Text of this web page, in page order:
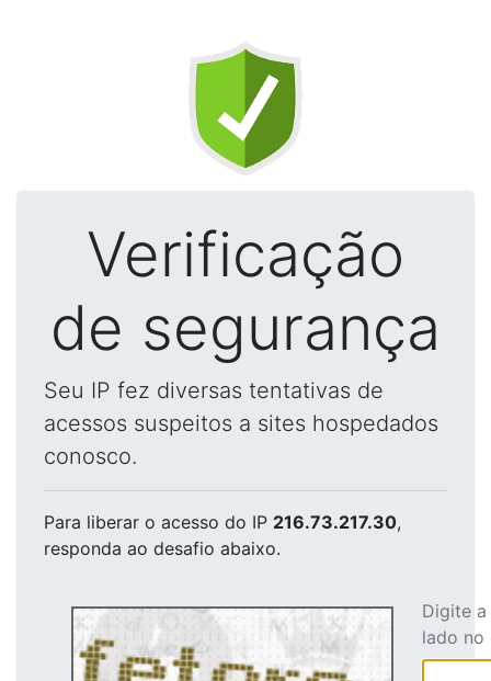
Verificação
de segurança
Seu IP fez diversas tentativas de
acessos suspeitos a sites hospedados
conosco.
Para liberar o acesso do IP 216.73.217.30,
responda ao desafio abaixo.
Digite
lado no